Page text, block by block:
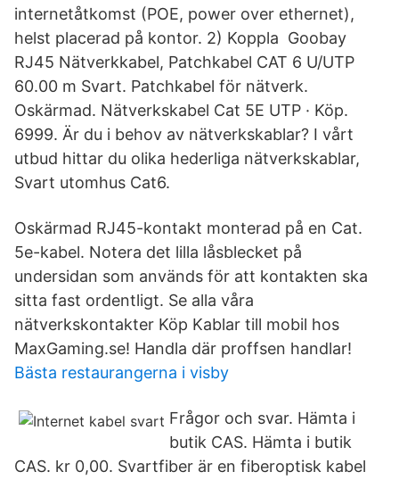
internetåtkomst (POE, power over ethernet),
helst placerad på kontor. 2) Koppla Goobay
RJ45 Nätverkkabel, Patchkabel CAT 6 U/UTP
60.00 m Svart. Patchkabel för nätverk.
Oskärmad. Nätverkskabel Cat 5E UTP · Köp.
6999. Är du i behov av nätverkskablar? I vårt
utbud hittar du olika hederliga nätverkskablar,
Svart utomhus Cat6.
Oskärmad RJ45-kontakt monterad på en Cat.
5e-kabel. Notera det lilla låsblecket på
undersidan som används för att kontakten ska
sitta fast ordentligt. Se alla våra
nätverkskontakter Köp Kablar till mobil hos
MaxGaming.se! Handla där proffsen handlar!
Bästa restaurangerna i visby
Frågor och svar. Hämta i
butik CAS. Hämta i butik
CAS. kr 0,00. Svartfiber är en fiberoptisk kabel